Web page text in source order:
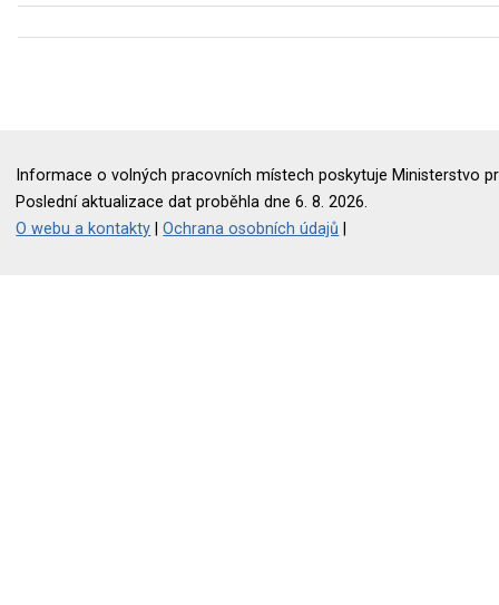
Informace o volných pracovních místech poskytuje Ministerstvo
Poslední aktualizace dat proběhla dne 6. 8. 2026.
O webu a kontakty |Ochrana osobních údajů